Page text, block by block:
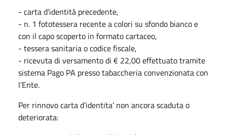
- carta d’identità precedente,
- n. 1 fototessera recente a colori su sfondo bianco e
con il capo scoperto in formato cartaceo,
- tessera sanitaria o codice fiscale,
- ricevuta di versamento di € 22,00 effettuato tramite
sistema Pago PA presso tabaccheria convenzionata con
l’Ente.
Per rinnovo carta d’identita’ non ancora scaduta o
deteriorata: